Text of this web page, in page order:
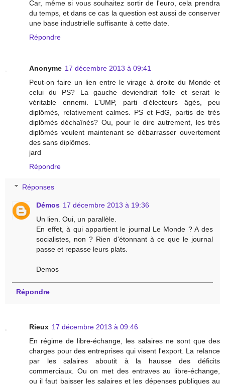
Car, même si vous souhaitez sortir de l'euro, cela prendra
du temps, et dans ce cas la question est aussi de conserver
une base industrielle suffisante à cette date.
Répondre
Anonyme 17 décembre 2013 à 09:41
Peut-on faire un lien entre le virage à droite du Monde et
celui du PS? La gauche deviendrait folle et serait le
véritable ennemi. L'UMP, parti d'électeurs âgés, peu
diplômés, relativement calmes. PS et FdG, partis de très
diplômés déchaînés? Ou, pour le dire autrement, les très
diplômés veulent maintenant se débarrasser ouvertement
des sans diplômes.
jard
Répondre
Réponses
Démos 17 décembre 2013 à 19:36
Un lien. Oui, un parallèle.
En effet, à qui appartient le journal Le Monde ? A des
socialistes, non ? Rien d'étonnant à ce que le journal
passe et repasse leurs plats.
Demos
Répondre
Rieux 17 décembre 2013 à 09:46
En régime de libre-échange, les salaires ne sont que des
charges pour des entreprises qui visent l'export. La relance
par les salaires aboutit à la hausse des déficits
commerciaux. Ou on met des entraves au libre-échange,
ou il faut baisser les salaires et les dépenses publiques au